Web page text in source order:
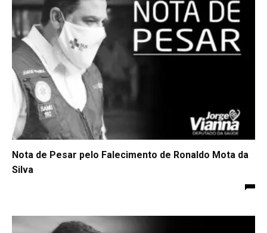
Nota de Pesar pelo Falecimento de Ronaldo Mota da
Silva